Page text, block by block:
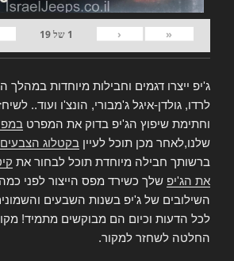
«
‹
1 של19
ג'יפ ייצרו דגמים וחבילות מיוחדות במהלך
לרדו, גולדן-איגל ג'מבורי, הונצ'ו ועוד..
וחתימת שיפוץ הג'יפ בדוק את המפרט
שלנו,לאחר מכן תוכל לעיין בקטלוג הצבעים
ברשותך חבילה מיוחדת תוכל לבחור את
את הג'יפ שלך כשירד מפס הייצור לפני
השילובים של ג'יפ בשנות השבעים
לכל הדעות וכיום הם מבוקשים מתמיד!
החלטה לשחזר למקור.